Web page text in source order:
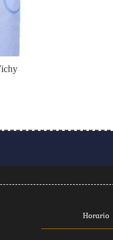
Horario